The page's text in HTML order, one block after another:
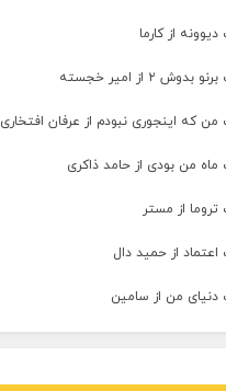
از کارما
۲ از امیر خجسته
من که اینجوری نبودم از عرفان افتخاری
ماه من بودی از حامد ذاکری
تروما از مستر
اعتماد از حمید دال
دنیای من از سامین